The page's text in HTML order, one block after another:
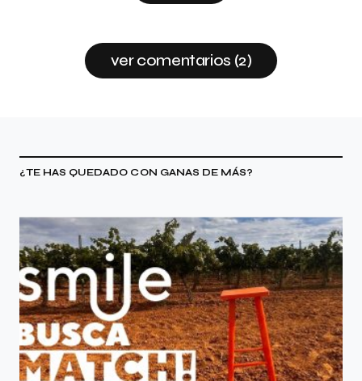
ver comentarios (2)
¿TE HAS QUEDADO CON GANAS DE MÁS?